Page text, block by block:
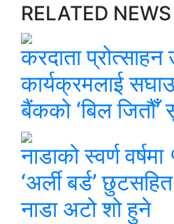
RELATED NEWS
करदाता प्रोत्साहन
कार्यक्रमलाई
बैंकको ‘बिल जितौँ’
नाडाको स्वर्ण
‘अर्ली बर्ड’
नाडा अटो शो हुने